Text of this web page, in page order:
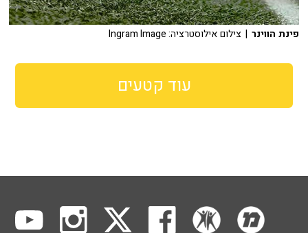
פינת הווינר | צילום אילוסטרציה: Ingram Image
עוד קטעים